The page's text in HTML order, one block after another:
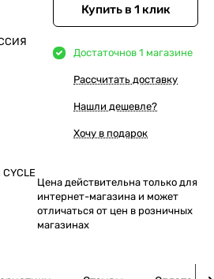
Купить в 1 клик
Достаточнов 1 магазине
Рассчитать доставку
Нашли дешевле?
Хочу в подарок
Цена действительна только для
интернет-магазина и может
отличаться от цен в розничных
магазинах